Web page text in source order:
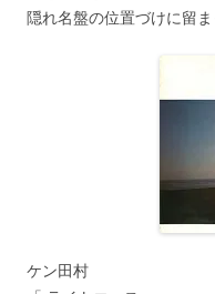
隠れ名盤の位置づけに留
ケン田村